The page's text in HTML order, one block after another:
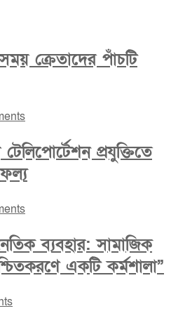
ক্রেতাদের পাঁচটি
প্রযুক্তিতে
ব্যবহার: সামাজিক
একটি কর্মশালা”